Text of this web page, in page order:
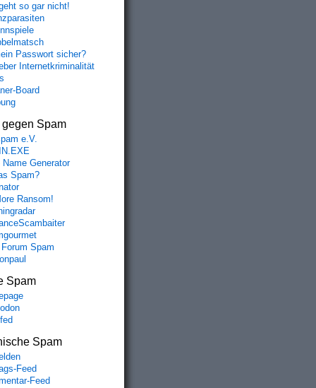
so gar nicht!
Passwort sicher?
Internetkriminalität
Board
gegen Spam
e.V.
Name Generator
Spam?
Ransom!
Spam
Spam
Spam
Feed
Feed